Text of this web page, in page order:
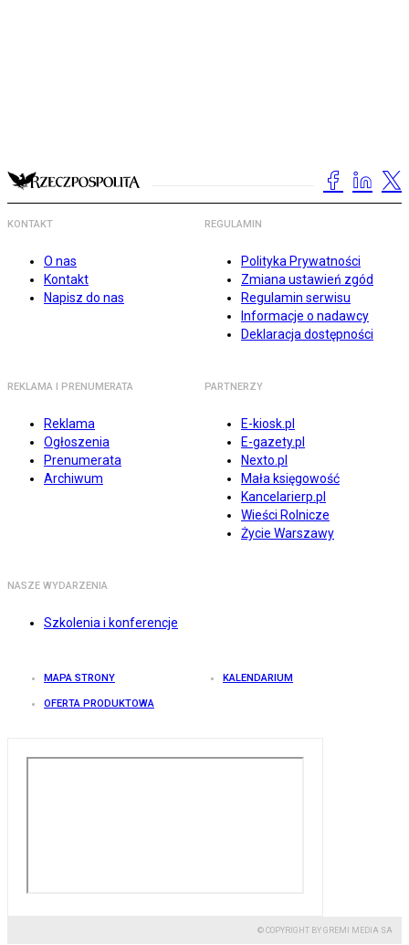
KONTAKT
O nas
Kontakt
Napisz do nas
REGULAMIN
Polityka Prywatności
Zmiana ustawień zgód
Regulamin serwisu
Informacje o nadawcy
Deklaracja dostępności
REKLAMA I PRENUMERATA
Reklama
Ogłoszenia
Prenumerata
Archiwum
PARTNERZY
E-kiosk.pl
E-gazety.pl
Nexto.pl
Mała księgowość
Kancelarierp.pl
Wieści Rolnicze
Życie Warszawy
NASZE WYDARZENIA
Szkolenia i konferencje
MAPA STRONY KALENDARIUM
OFERTA PRODUKTOWA
© COPYRIGHT BY GREMI MEDIA SA